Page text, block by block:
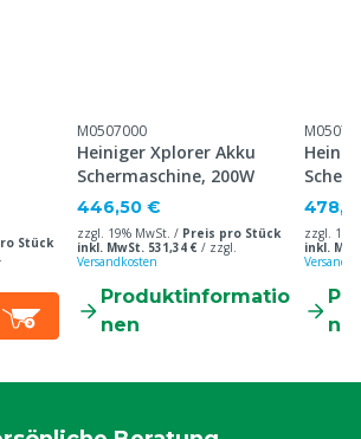
Stück
M0507000
Heiniger Xplorer Akku
Schermaschine, 200W
446,50 €
zzgl. 19% MwSt. / Preis pro Stück
inkl. MwSt. 531,34 € / zzgl.
Versandkosten
Produktinformatio
nen
200W
zzgl.
inkl.